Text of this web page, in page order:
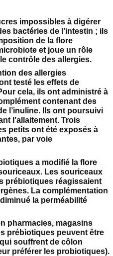
impossibles à digérer
bactéries de l’intestin ; ils
de la flore
et joue un rôle
contrôle des allergies.
des allergies
testé les effets de
cela, ils ont administré à
contenant des
l’inuline. Ils ont poursuivi
l’allaitement. Trois
petits ont été exposés à
par voie
a modifié la flore
Les souriceaux
prébiotiques réagissaient
La complémentation
la perméabilité
pharmacies, magasins
prébiotiques peuvent être
souffrent de côlon
préférer les probiotiques).